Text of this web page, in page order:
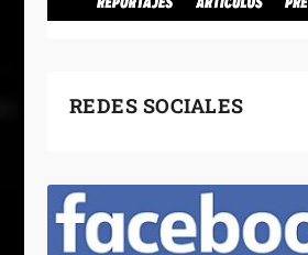
REDES SOCIALES